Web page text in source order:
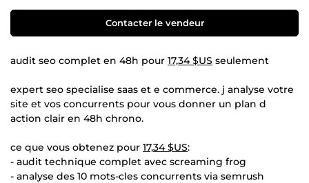
Contacter le vendeur
audit seo complet en 48h pour 17,34 $US seulement
expert seo specialise saas et e commerce. j analyse votre
site et vos concurrents pour vous donner un plan d
action clair en 48h chrono.
ce que vous obtenez pour 17,34 $US:
- audit technique complet avec screaming frog
- analyse des 10 mots-cles concurrents via semrush